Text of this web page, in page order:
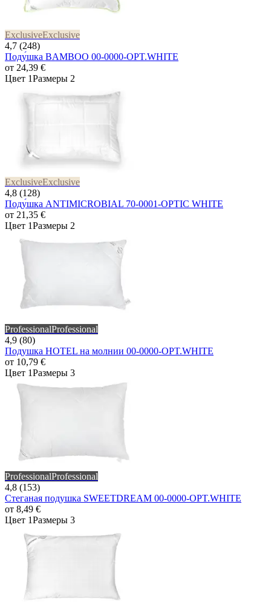
ExclusiveExclusive
4,7 (248)
Поду́шка BAMBOO 00-0000-OPT.WHITE
от 24,39 €
Цвет 1Размеры 2
ExclusiveExclusive
4,8 (128)
Поду́шка ANTIMICROBIAL 70-0001-OPTIC WHITE
от 21,35 €
Цвет 1Размеры 2
ProfessionalProfessional
4,9 (80)
Подушка HOTEL на молнии 00-0000-OPT.WHITE
от 10,79 €
Цвет 1Размеры 3
ProfessionalProfessional
4,8 (153)
Стеганая подушка SWEETDREAM 00-0000-OPT.WHITE
от 8,49 €
Цвет 1Размеры 3